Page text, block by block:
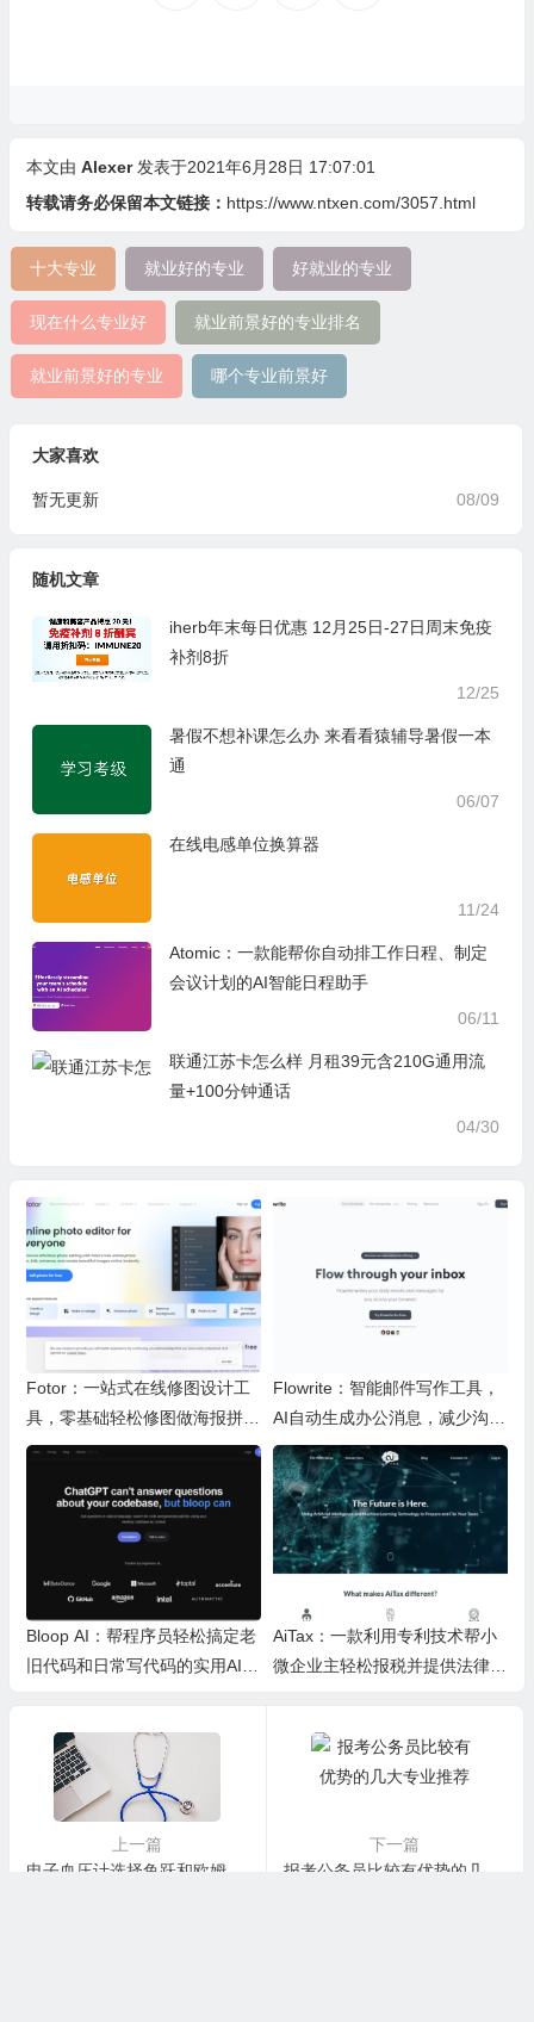
本文由 Alexer 发表于2021年6月28日 17:07:01
转载请务必保留本文链接： https://www.ntxen.com/3057.html
十大专业 就业好的专业 好就业的专业
现在什么专业好 就业前景好的专业排名
就业前景好的专业 哪个专业前景好
大家喜欢
08/09
暂无更新
随机文章
iherb年末每日优惠 12月25日-27日周末免疫
补剂8折
12/25
暑假不想补课怎么办 来看看猿辅导暑假一本
通
06/07
在线电感单位换算器
11/24
Atomic：一款能帮你自动排工作日程、制定
会议计划的AI智能日程助手
06/11
联通江苏卡怎么样 月租39元含210G通用流
量+100分钟通话
04/30
Fotor：一站式在线修图设计工
具，零基础轻松修图做海报拼图
文创内容
Flowrite：智能邮件写作工具，
AI自动生成办公消息，减少沟通
时间，提升办公效率
Bloop AI：帮程序员轻松搞定老
旧代码和日常写代码的实用AI小
AiTax：一款利用专利技术帮小
微企业主轻松报税并提供法律保
上一篇
电子血压计选择鱼跃和欧姆龙哪个准
下一篇